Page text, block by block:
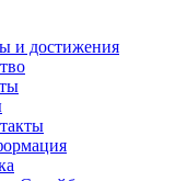
и достижения